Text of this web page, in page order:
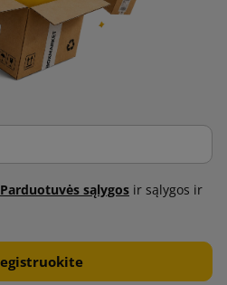
Parduotuvės sąlygos ir sąlygos ir